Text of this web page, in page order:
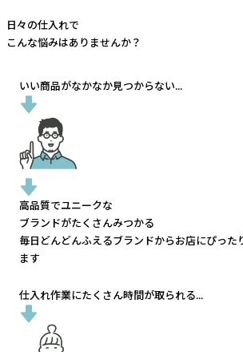
日々の仕入れで
こんな悩みはありませんか？
いい商品がなかなか見つからない...
高品質でユニークな
ブランドがたくさんみつかる
毎日どんどんふえるブランドからお店にぴった
ます
仕入れ作業にたくさん時間が取られる...